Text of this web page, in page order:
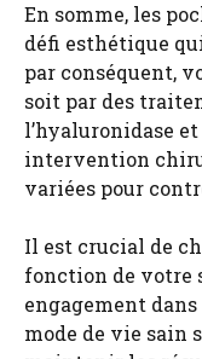
En somme, les
défi esthétique
par conséquent,
soit par des
l’hyaluronidase
intervention
variées pour
Il est crucial de
fonction de votre
engagement
mode de vie sain